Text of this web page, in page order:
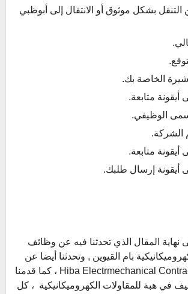
بشكل موثوق أو الانتقال إلى أبوظبي
الخاصة بك.
متابعة.
الوظيفي.
الشركة.
متابعة.
أيقونة إرسال طلبك.
نهاية المقال الذي تحدثنا فيه عن وظائف
بام القيوين , وتحدثنا أيضا عن
شركة Hiba Electrmechanical Contracting jobs ، كما قدمنا
في هبة للمقاولات الكهروميكانيكية ، كل